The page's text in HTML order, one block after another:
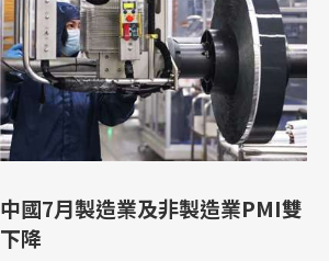
中國7月製造業及非製造業PMI雙
下降